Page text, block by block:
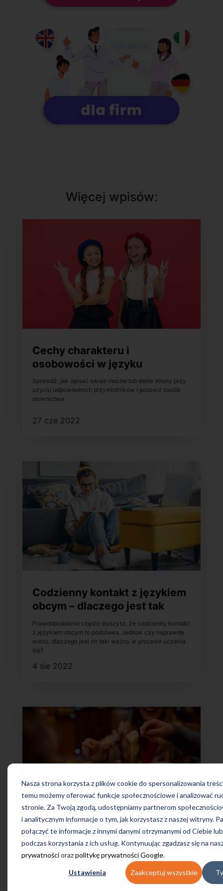
Nasza strona korzysta z plików cookie do spersonalizowania
temu możemy oferować funkcje społecznościowe i analizować
stronie. Za Twoją zgodą, udostępniamy partnerom
i analitycznym informacje o tym, jak korzystasz z naszej witryny.
połączyć te informacje z innymi danymi otrzymanymi od Ciebie
podczas korzystania z ich usług. Kontynuując zgadzasz się na
prywatnościorazpolitykę prywatności Google.
Ustawienia Zaakceptuj wszystkie
Więcej wpisów:
Cechy charakteru i
osobowości w języku
francuskim – poszerz zasób
słownictwa!
Sprawdź, jak opisać swoje mocne lub słabe strony przy
użyciu odpowiednich przymiotników i poszerz zasób
słownictwa.
27 cze 2022
Codzienny kontakt z językiem
obcym – dlaczego jest tak
ważny w procesie uczenia
się?
Prawdopodobnie często słyszysz, że codzienny kontakt
z językiem obcym to podstawa. Jednak czy naprawdę
wiesz, dlaczego jest on taki ważny w procesie uczenia
się?
4 sie 2022
Francuska kuchnia – dania,
których musisz spróbować
podczas wizyty w tym kraju!
Francuska kuchnia jest wyrafinowana i... wymagająca:
aby rozkoszować się jej smakiem, nie możesz traktować
jej po macoszemu. Sprawdź dania, których musisz